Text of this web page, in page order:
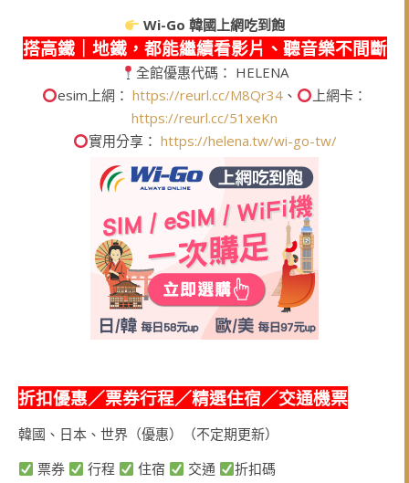
Wi-Go韓國上網吃到飽
搭高鐵｜地鐵，都能繼續看影片、聽音樂不間斷
全館優惠代碼： HELENA
esim上網： https://reurl.cc/M8Qr34 、
上網卡：
https://reurl.cc/51xeKn
實用分享： https://helena.tw/wi-go-tw/
折扣優惠／票券行程／精選住宿／交通機票
韓國、日本、世界（優惠）（不定期更新）
票券
行程 住宿 交通 折扣碼